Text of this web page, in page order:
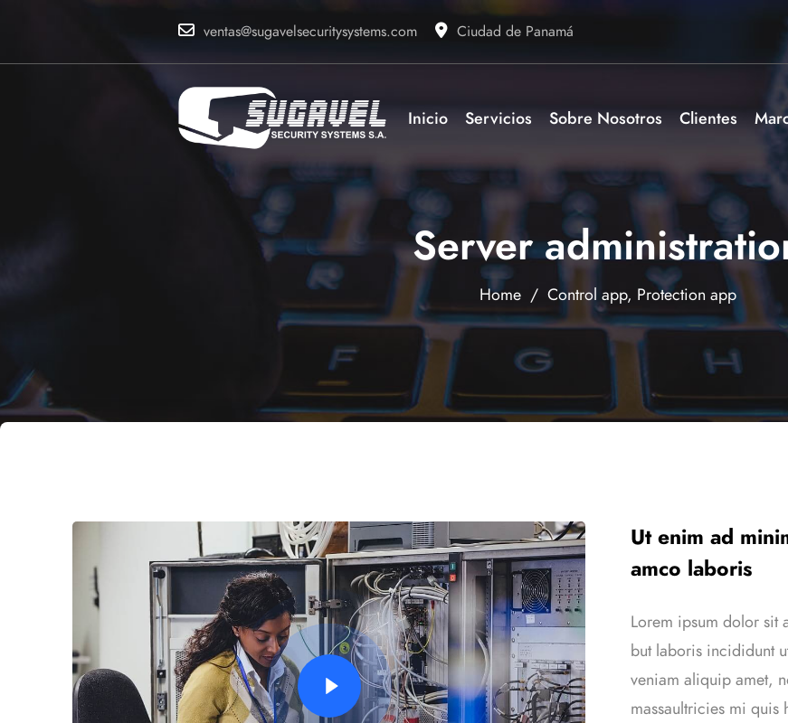
ventas@sugavelsecuritysystems.com Ciudad de Panamá
Inicio Servicios Sobre Nosotros Clientes
Server
Home / Control app, Protection app
Ut enim ad
amco laboris
Lorem ipsum dolor sit
but laboris incididunt
veniam aliquip amet,
massaultricies mi quis